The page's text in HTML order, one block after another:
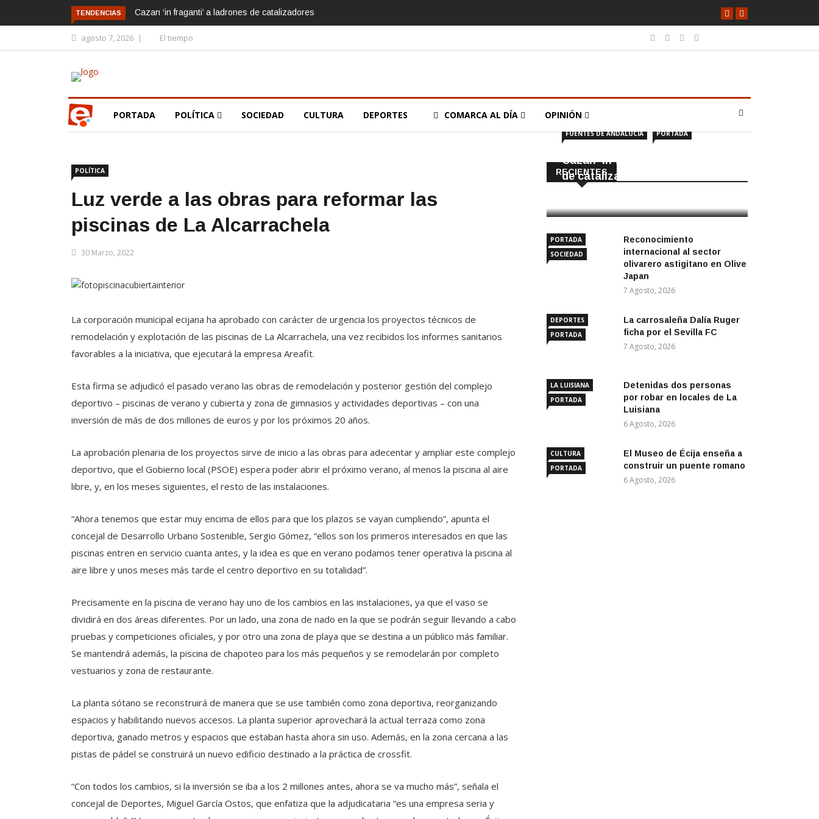
TENDENCIAS Cazan ‘in fraganti’ a ladrones de catalizadores
agosto 7, 2026 El tiempo
PORTADA POLÍTICA SOCIEDAD CULTURA DEPORTES COMARCA AL DÍA OPINIÓN
POLÍTICA
Luz verde a las obras para reformar las
piscinas de La Alcarrachela
30 Marzo, 2022
La corporación municipal ecijana ha aprobado con carácter de urgencia los proyectos técnicos de
remodelación y explotación de las piscinas de La Alcarrachela, una vez recibidos los informes sanitarios
favorables a la iniciativa, que ejecutará la empresa Areafit.
Esta firma se adjudicó el pasado verano las obras de remodelación y posterior gestión del complejo
deportivo – piscinas de verano y cubierta y zona de gimnasios y actividades deportivas – con una
inversión de más de dos millones de euros y por los próximos 20 años.
La aprobación plenaria de los proyectos sirve de inicio a las obras para adecentar y ampliar este complejo
deportivo, que el Gobierno local (PSOE) espera poder abrir el próximo verano, al menos la piscina al aire
libre, y, en los meses siguientes, el resto de las instalaciones.
“Ahora tenemos que estar muy encima de ellos para que los plazos se vayan cumpliendo”, apunta el
concejal de Desarrollo Urbano Sostenible, Sergio Gómez, “ellos son los primeros interesados en que las
piscinas entren en servicio cuanta antes, y la idea es que en verano podamos tener operativa la piscina al
aire libre y unos meses más tarde el centro deportivo en su totalidad”.
Precisamente en la piscina de verano hay uno de los cambios en las instalaciones, ya que el vaso se
dividirá en dos áreas diferentes. Por un lado, una zona de nado en la que se podrán seguir llevando a cabo
pruebas y competiciones oficiales, y por otro una zona de playa que se destina a un público más familiar.
Se mantendrá además, la piscina de chapoteo para los más pequeños y se remodelarán por completo
vestuarios y zona de restaurante.
La planta sótano se reconstruirá de manera que se use también como zona deportiva, reorganizando
espacios y habilitando nuevos accesos. La planta superior aprovechará la actual terraza como zona
deportiva, ganado metros y espacios que estaban hasta ahora sin uso. Además, en la zona cercana a las
pistas de pádel se construirá un nuevo edificio destinado a la práctica de crossfit.
“Con todos los cambios, si la inversión se iba a los 2 millones antes, ahora se va mucho más”, señala el
concejal de Deportes, Miguel García Ostos, que enfatiza que la adjudicataria “es una empresa seria y
RECIENTES
FUENTES DE ANDALUCÍA PORTADA
Cazan ‘in fraganti’ a ladrones
de catalizadores
PORTADA
SOCIEDAD
Reconocimiento
internacional al sector
olivarero astigitano en Olive
Japan
7 Agosto, 2026
DEPORTES
PORTADA
La carrosaleña Dalía Ruger
ficha por el Sevilla FC
7 Agosto, 2026
LA LUISIANA
PORTADA
Detenidas dos personas
por robar en locales de La
Luisiana
6 Agosto, 2026
CULTURA
PORTADA
El Museo de Écija enseña a
construir un puente romano
6 Agosto, 2026